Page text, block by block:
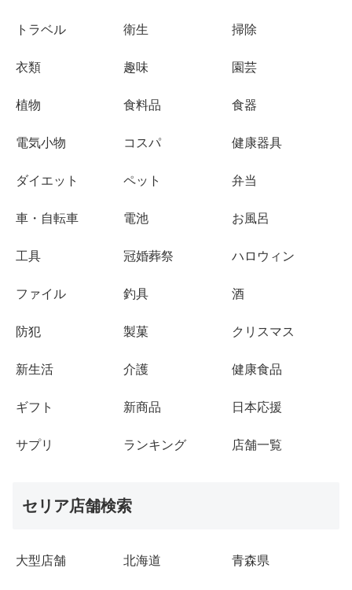
トラベル 衛生 掃除
衣類 趣味 園芸
植物 食料品 食器
電気小物 コスパ 健康器具
ダイエット ペット 弁当
車・自転車 電池 お風呂
工具 冠婚葬祭 ハロウィン
ファイル 釣具 酒
防犯 製菓 クリスマス
新生活 介護 健康食品
ギフト 新商品 日本応援
サプリ ランキング 店舗一覧
セリア店舗検索
大型店舗 北海道 青森県